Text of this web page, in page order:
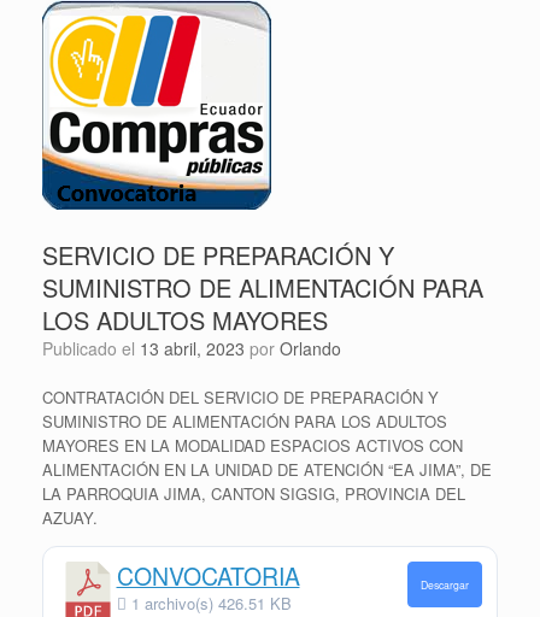
SERVICIO DE PREPARACIÓN Y
SUMINISTRO DE ALIMENTACIÓN PARA
LOS ADULTOS MAYORES
Publicado el 13 abril, 2023 por Orlando
CONTRATACIÓN DEL SERVICIO DE PREPARACIÓN Y
SUMINISTRO DE ALIMENTACIÓN PARA LOS ADULTOS
MAYORES EN LA MODALIDAD ESPACIOS ACTIVOS CON
ALIMENTACIÓN EN LA UNIDAD DE ATENCIÓN “EA JIMA”, DE
LA PARROQUIA JIMA, CANTON SIGSIG, PROVINCIA DEL
AZUAY.
CONVOCATORIA
1 archivo(s) 426.51 KB
Descargar